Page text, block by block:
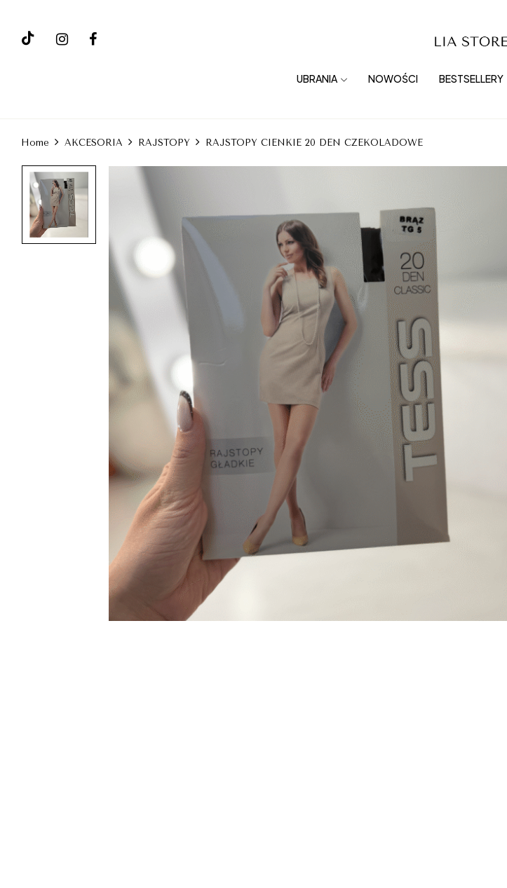
UBRANIA NOWOŚCI BESTSELLERY
Home AKCESORIA RAJSTOPY RAJSTOPY CIENKIE 20 DEN CZEKOLADOWE